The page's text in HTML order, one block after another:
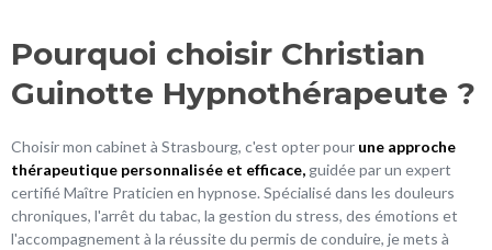
Pourquoi choisir Christian
Guinotte Hypnothérapeute ?
Choisir mon cabinet à Strasbourg, c'est opter pour une approche
thérapeutique personnalisée et efficace, guidée par un expert
certifié Maître Praticien en hypnose. Spécialisé dans les douleurs
chroniques, l'arrêt du tabac, la gestion du stress, des émotions et
l'accompagnement à la réussite du permis de conduire, je mets à